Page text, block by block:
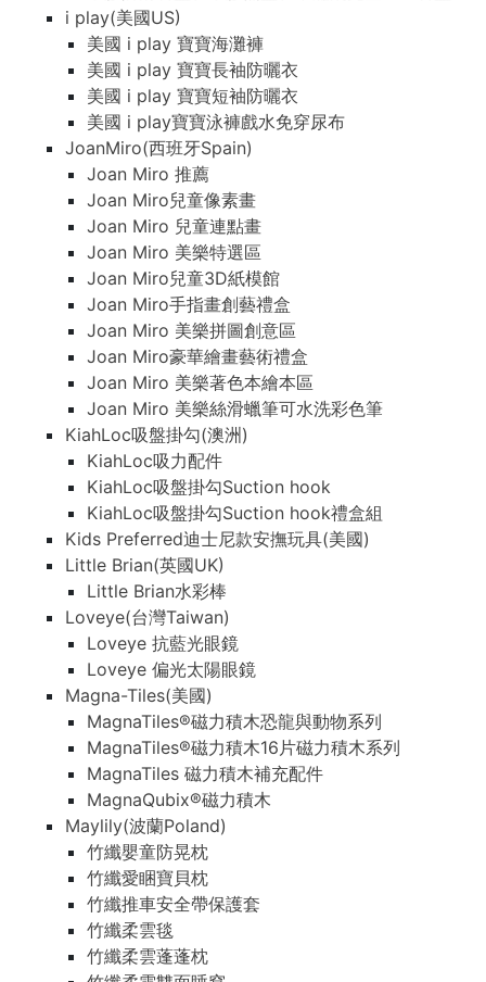
i play(美國US)
美國 i play 寶寶海灘褲
美國 i play 寶寶長袖防曬衣
美國 i play 寶寶短袖防曬衣
美國 i play寶寶泳褲戲水免穿尿布
JoanMiro(西班牙Spain)
Joan Miro 推薦
Joan Miro兒童像素畫
Joan Miro 兒童連點畫
Joan Miro 美樂特選區
Joan Miro兒童3D紙模館
Joan Miro手指畫創藝禮盒
Joan Miro 美樂拼圖創意區
Joan Miro豪華繪畫藝術禮盒
Joan Miro 美樂著色本繪本區
Joan Miro 美樂絲滑蠟筆可水洗彩色筆
KiahLoc吸盤掛勾(澳洲)
KiahLoc吸力配件
KiahLoc吸盤掛勾Suction hook
KiahLoc吸盤掛勾Suction hook禮盒組
Kids Preferred迪士尼款安撫玩具(美國)
Little Brian(英國UK)
Little Brian水彩棒
Loveye(台灣Taiwan)
Loveye 抗藍光眼鏡
Loveye 偏光太陽眼鏡
Magna-Tiles(美國)
MagnaTiles®磁力積木恐龍與動物系列
MagnaTiles®磁力積木16片磁力積木系列
MagnaTiles 磁力積木補充配件
MagnaQubix®磁力積木
Maylily(波蘭Poland)
竹纖嬰童防晃枕
竹纖愛睏寶貝枕
竹纖推車安全帶保護套
竹纖柔雲毯
竹纖柔雲蓬蓬枕